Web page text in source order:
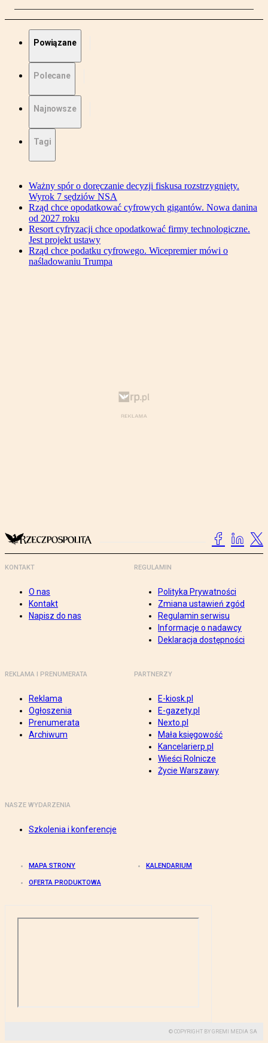
Powiązane
Polecane
Najnowsze
Tagi
Ważny spór o doręczanie decyzji fiskusa rozstrzygnięty.
Wyrok 7 sędziów NSA
Rząd chce opodatkować cyfrowych gigantów. Nowa danina
od 2027 roku
Resort cyfryzacji chce opodatkować firmy technologiczne.
Jest projekt ustawy
Rząd chce podatku cyfrowego. Wicepremier mówi o
naśladowaniu Trumpa
KONTAKT
O nas
Kontakt
Napisz do nas
REGULAMIN
Polityka Prywatności
Zmiana ustawień zgód
Regulamin serwisu
Informacje o nadawcy
Deklaracja dostępności
REKLAMA I PRENUMERATA
Reklama
Ogłoszenia
Prenumerata
Archiwum
PARTNERZY
E-kiosk.pl
E-gazety.pl
Nexto.pl
Mała księgowość
Kancelarierp.pl
Wieści Rolnicze
Życie Warszawy
NASZE WYDARZENIA
Szkolenia i konferencje
MAPA STRONY KALENDARIUM
OFERTA PRODUKTOWA
© COPYRIGHT BY GREMI MEDIA SA